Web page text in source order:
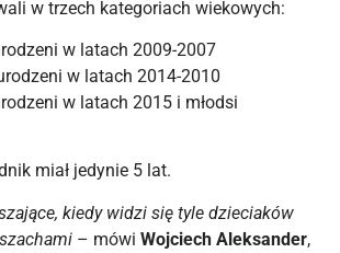
w trzech kategoriach wiekowych:
w latach 2009-2007
w latach 2014-2010
w latach 2015 i młodsi
miał jedynie 5 lat.
kiedy widzi się tyle dzieciaków
– mówi Wojciech Aleksander,